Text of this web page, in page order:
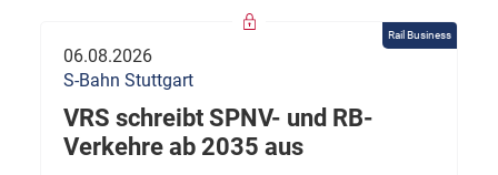
Rail Business
06.08.2026
S-Bahn Stuttgart
VRS schreibt SPNV- und RB-
Verkehre ab 2035 aus